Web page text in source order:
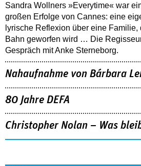
Sandra Wollners »Everytime« war
großen Erfolge von Cannes: eine
lyrische Reflexion über eine ­Familie,
Bahn geworfen wird … Die
Gespräch mit Anke Sterneborg.
Nahaufnahme von Bárbara
80 Jahre DEFA
Christopher Nolan – Was